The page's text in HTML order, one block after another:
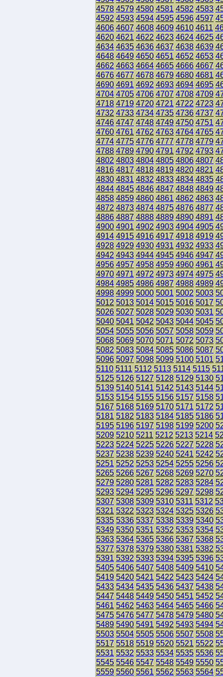
4578 4579 4580 4581 4582 4583
4592 4593 4594 4595 4596 4597
4606 4607 4608 4609 4610 4611
4620 4621 4622 4623 4624 4625
4634 4635 4636 4637 4638 4639
4648 4649 4650 4651 4652 4653
4662 4663 4664 4665 4666 4667
4676 4677 4678 4679 4680 4681
4690 4691 4692 4693 4694 4695
4704 4705 4706 4707 4708 4709
4718 4719 4720 4721 4722 4723
4732 4733 4734 4735 4736 4737
4746 4747 4748 4749 4750 4751
4760 4761 4762 4763 4764 4765
4774 4775 4776 4777 4778 4779
4788 4789 4790 4791 4792 4793
4802 4803 4804 4805 4806 4807
4816 4817 4818 4819 4820 4821
4830 4831 4832 4833 4834 4835
4844 4845 4846 4847 4848 4849
4858 4859 4860 4861 4862 4863
4872 4873 4874 4875 4876 4877
4886 4887 4888 4889 4890 4891
4900 4901 4902 4903 4904 4905
4914 4915 4916 4917 4918 4919
4928 4929 4930 4931 4932 4933
4942 4943 4944 4945 4946 4947
4956 4957 4958 4959 4960 4961
4970 4971 4972 4973 4974 4975
4984 4985 4986 4987 4988 4989
4998 4999 5000 5001 5002 5003
5012 5013 5014 5015 5016 5017
5026 5027 5028 5029 5030 5031
5040 5041 5042 5043 5044 5045
5054 5055 5056 5057 5058 5059
5068 5069 5070 5071 5072 5073
5082 5083 5084 5085 5086 5087
5096 5097 5098 5099 5100 5101
5110 5111 5112 5113 5114 5115
5125 5126 5127 5128 5129 5130
5139 5140 5141 5142 5143 5144
5153 5154 5155 5156 5157 5158
5167 5168 5169 5170 5171 5172
5181 5182 5183 5184 5185 5186
5195 5196 5197 5198 5199 5200
5209 5210 5211 5212 5213 5214
5223 5224 5225 5226 5227 5228
5237 5238 5239 5240 5241 5242
5251 5252 5253 5254 5255 5256
5265 5266 5267 5268 5269 5270
5279 5280 5281 5282 5283 5284
5293 5294 5295 5296 5297 5298
5307 5308 5309 5310 5311 5312
5321 5322 5323 5324 5325 5326
5335 5336 5337 5338 5339 5340
5349 5350 5351 5352 5353 5354
5363 5364 5365 5366 5367 5368
5377 5378 5379 5380 5381 5382
5391 5392 5393 5394 5395 5396
5405 5406 5407 5408 5409 5410
5419 5420 5421 5422 5423 5424
5433 5434 5435 5436 5437 5438
5447 5448 5449 5450 5451 5452
5461 5462 5463 5464 5465 5466
5475 5476 5477 5478 5479 5480
5489 5490 5491 5492 5493 5494
5503 5504 5505 5506 5507 5508
5517 5518 5519 5520 5521 5522
5531 5532 5533 5534 5535 5536
5545 5546 5547 5548 5549 5550
5559 5560 5561 5562 5563 5564